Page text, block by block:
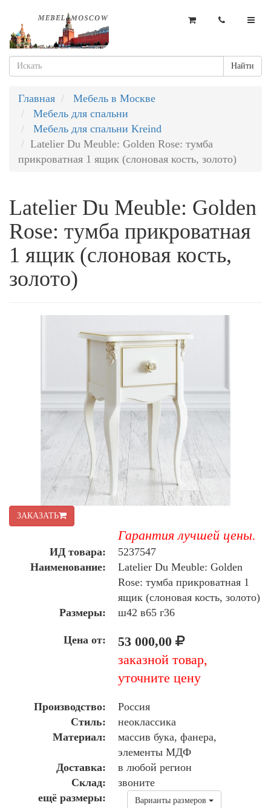
Найти
Главная
Мебель в Москве
Мебель для спальни
Мебель для спальни Kreind
Latelier Du Meuble: Golden Rose: тумба
прикроватная 1 ящик (слоновая кость, золото)
Latelier Du Meuble: Golden
Rose: тумба прикроватная
1 ящик (слоновая кость,
золото)
ЗАКАЗАТЬ
Гарантия лучшей цены.
ИД товара:
5237547
Наименование:
Latelier Du Meuble: Golden
Rose: тумба прикроватная 1
ящик (слоновая кость, золото)
Размеры:
ш42 в65 г36
Цена от:
53 000,00
заказной товар,
уточните цену
Производство:
Россия
Стиль:
неоклассика
Материал:
массив бука, фанера,
элементы МДФ
Доставка:
в любой регион
Склад:
звоните
ещё размеры:
Варианты размеров